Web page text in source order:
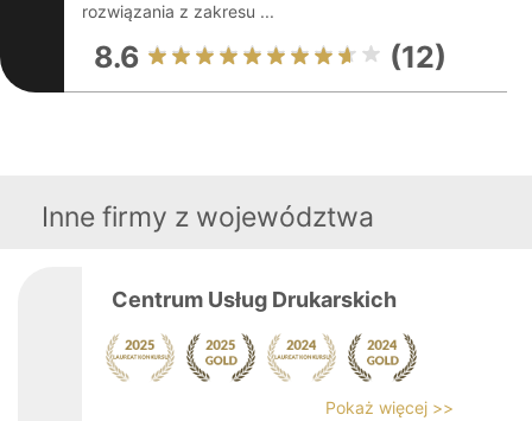
rozwiązania z zakresu ...
8.6 (12)
Inne firmy z województwa
Centrum Usług Drukarskich
Pokaż więcej >>